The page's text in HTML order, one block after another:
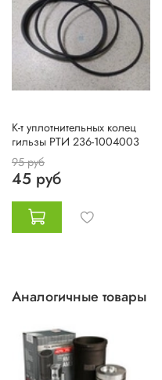
К-т уплотнительных колец
гильзы РТИ 236-1004003
95 руб
45 руб
Аналогичные товары